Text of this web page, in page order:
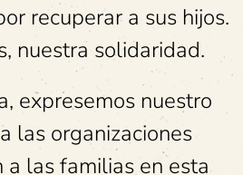
recuperar a sus hijos.
nuestra solidaridad.
expresemos nuestro
las organizaciones
a las familias en esta